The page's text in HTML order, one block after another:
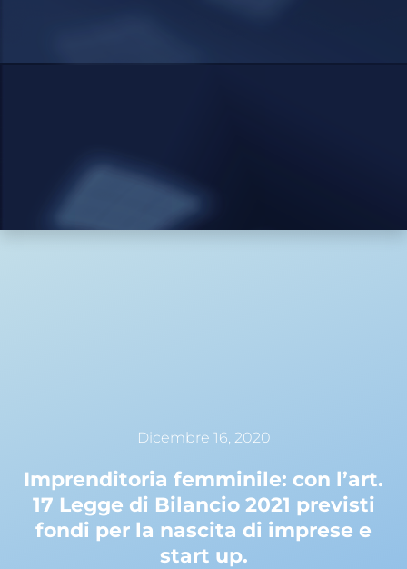
Dicembre 16, 2020
Imprenditoria femminile: con l’art.
17 Legge di Bilancio 2021 previsti
fondi per la nascita di imprese e
start up.